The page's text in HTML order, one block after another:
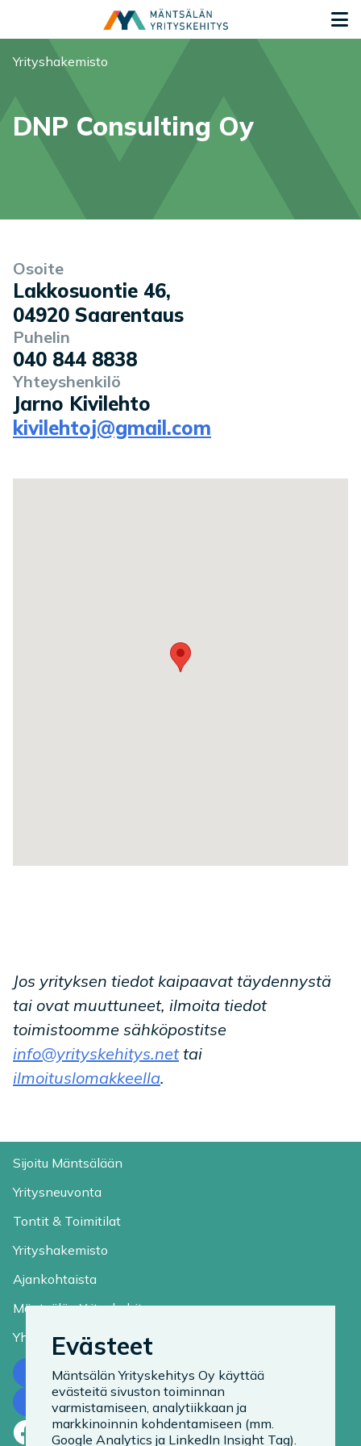
Olet tässä:
Yrityshakemisto
DNP Consulting Oy
Yrityksen tiedot
Osoite
Lakkosuontie 46,
04920 Saarentaus
Puhelin
040 844 8838
Yhteyshenkilö
Jarno Kivilehto
kivilehtoj@gmail.com
Jos yrityksen tiedot kaipaavat täydennystä
tai ovat muuttuneet, ilmoita tiedot
toimistoomme sähköpostitse
info@yrityskehitys.nettai
ilmoituslomakkeella.
Sijoitu Mäntsälään
Yritysneuvonta
Tontit & Toimitilat
Yrityshakemisto
Ajankohtaista
Mäntsälän Yrityskehitys
Yhteystiedot
Ota yhteyttä
Tilaa uutiskirje
Facebook
LinkedIn
Instagram
Evästeet
Mäntsälän Yrityskehitys Oy käyttää
evästeitä sivuston toiminnan
varmistamiseen, analytiikkaan ja
markkinoinnin kohdentamiseen (mm.
Google Analytics ja LinkedIn Insight Tag).